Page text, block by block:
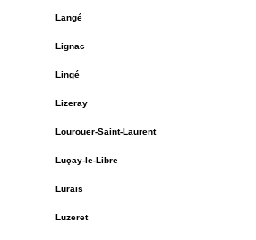
Langé
Lignac
Lingé
Lizeray
Lourouer-Saint-Laurent
Luçay-le-Libre
Lurais
Luzeret